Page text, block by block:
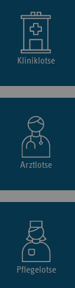
Kliniklotse
Arztlotse
Pflegelotse